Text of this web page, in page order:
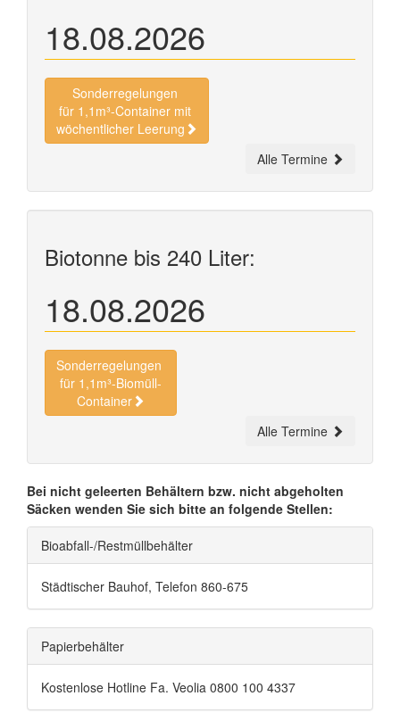
18.08.2026
Sonderregelungen
für 1,1m³-Container mit
wöchentlicher Leerung
Alle Termine
Biotonne bis 240 Liter:
18.08.2026
Sonderregelungen
für 1,1m³-Biomüll-
Container
Alle Termine
Bei nicht geleerten Behältern bzw. nicht abgeholten
Säcken wenden Sie sich bitte an folgende Stellen:
Bioabfall-/Restmüllbehälter
Städtischer Bauhof, Telefon 860-675
Papierbehälter
Kostenlose Hotline Fa. Veolia 0800 100 4337